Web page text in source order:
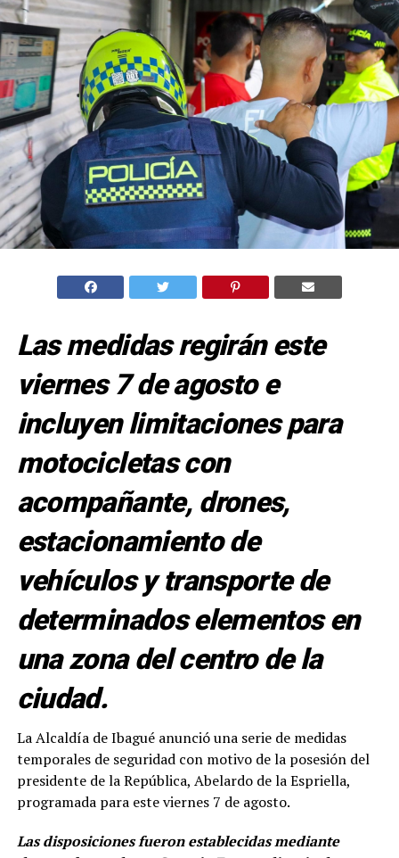
Las medidas regirán este
viernes 7 de agosto e
incluyen limitaciones para
motocicletas con
acompañante, drones,
estacionamiento de
vehículos y transporte de
determinados elementos en
una zona del centro de la
ciudad.
La Alcaldía de Ibagué anunció una serie de medidas
temporales de seguridad con motivo de la posesión del
presidente de la República, Abelardo de la Espriella,
programada para este viernes 7 de agosto.
Las disposiciones fueron establecidas mediante